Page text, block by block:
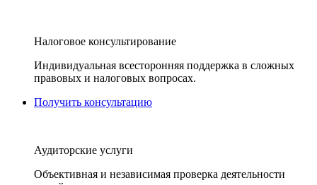
Налоговое консультирование
Индивидуальная всесторонняя поддержка в сложных
правовых и налоговых вопросах.
Получить консультацию
Аудиторские услуги
Объективная и независимая проверка деятельности